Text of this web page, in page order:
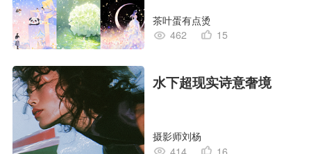
茶叶蛋有点烫
462
15
水下超现实诗意奢境
摄影师刘杨
414
16